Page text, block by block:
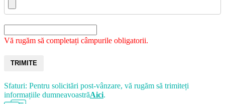
Vă rugăm să completați câmpurile obligatorii.
TRIMITE
Sfaturi: Pentru solicitări post-vânzare, vă rugăm să trimiteți
informațiile dumneavoastrăAici.